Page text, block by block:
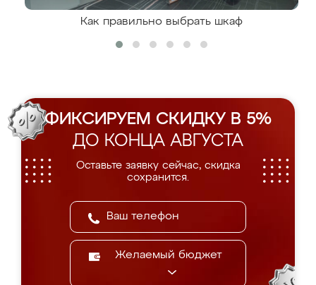
Как правильно выбрать шкаф
ФИКСИРУЕМ СКИДКУ В 5%
ДО КОНЦА АВГУСТА
Оставьте заявку сейчас, скидка
сохранится.
Желаемый бюджет